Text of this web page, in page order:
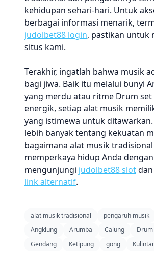
kehidupan sehari-hari. Untuk
berbagai informasi menarik,
judolbet88 login, pastikan untuk
situs kami.
Terakhir, ingatlah bahwa musik
bagi jiwa. Baik itu melalui bunyi
yang merdu atau ritme Drum set
energik, setiap alat musik
yang istimewa untuk ditawarkan.
lebih banyak tentang kekuatan
bagaimana alat musik
memperkaya hidup Anda dengan
mengunjungi judolbet88 slotdan
link alternatif.
alat musik tradisional pengaruh musik
Angklung
Arumba Calung
Gendang
Ketipung gong